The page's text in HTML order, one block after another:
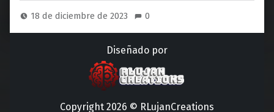
18 de diciembre de 2023 0
Diseñado por
Copyright 2026 © RLujanCreations